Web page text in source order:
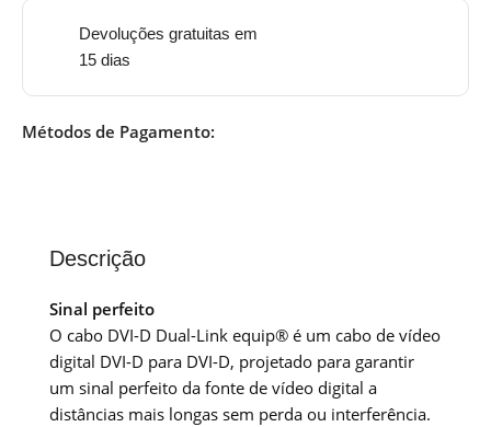
Devoluções gratuitas em
15 dias
Métodos de Pagamento:
Descrição
Sinal perfeito
O cabo DVI-D Dual-Link equip® é um cabo de vídeo
digital DVI-D para DVI-D, projetado para garantir
um sinal perfeito da fonte de vídeo digital a
distâncias mais longas sem perda ou interferência.